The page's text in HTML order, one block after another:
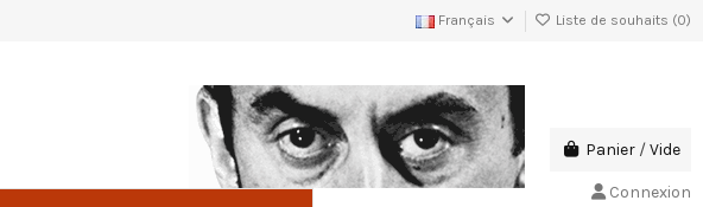
Français Liste de souhaits (0)
Panier /Vide
Connexion